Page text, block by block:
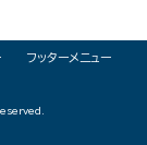
フッターメニュー